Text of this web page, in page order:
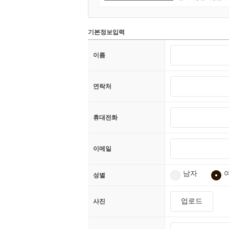
기본정보입력
이름
연락처
휴대전화
이메일
성별 남자
사진 업로드